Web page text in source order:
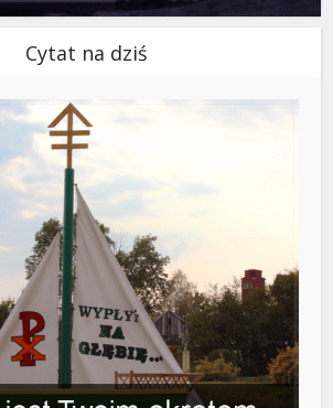
Cytat na dziś